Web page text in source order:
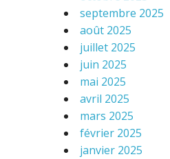
septembre 2025
août 2025
juillet 2025
juin 2025
mai 2025
avril 2025
mars 2025
février 2025
janvier 2025